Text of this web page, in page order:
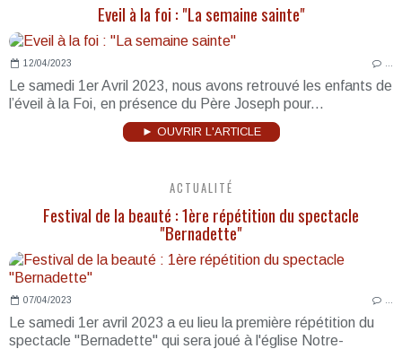
Eveil à la foi : "La semaine sainte"
12/04/2023
Le samedi 1er Avril 2023, nous avons retrouvé les enfants de
l’éveil à la Foi, en présence du Père Joseph pour...
► OUVRIR L'ARTICLE
ACTUALITÉ
Festival de la beauté : 1ère répétition du spectacle
"Bernadette"
07/04/2023
Le samedi 1er avril 2023 a eu lieu la première répétition du
spectacle "Bernadette" qui sera joué à l'église Notre-